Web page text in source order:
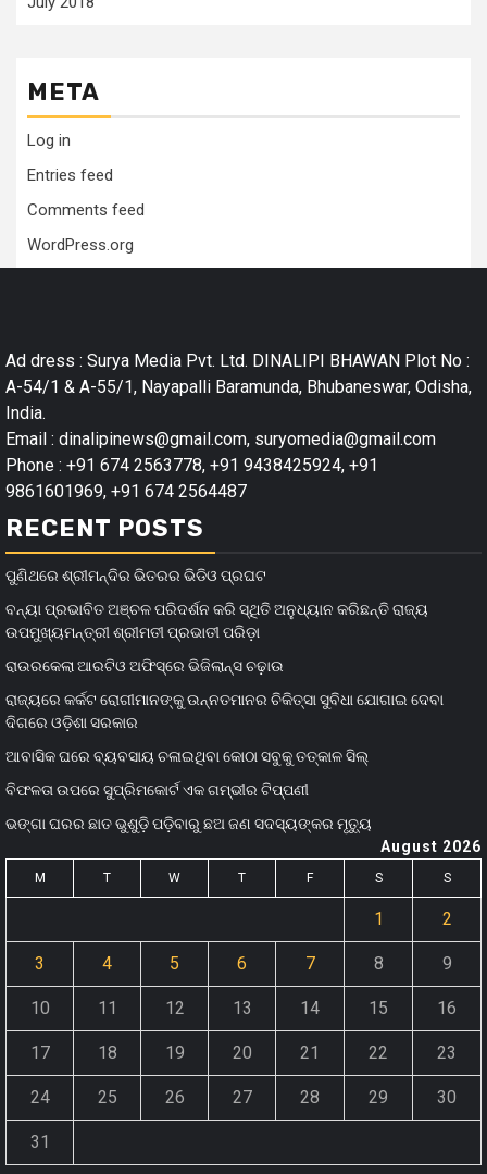
META
Log in
Entries feed
Comments feed
WordPress.org
Ad dress : Surya Media Pvt. Ltd. DINALIPI BHAWAN Plot No :
A-54/1 & A-55/1, Nayapalli Baramunda, Bhubaneswar, Odisha,
India.
Email : dinalipinews@gmail.com, suryomedia@gmail.com
Phone : +91 674 2563778, +91 9438425924, +91
9861601969, +91 674 2564487
RECENT POSTS
ପୁଣିଥରେ ଶ୍ରୀମନ୍ଦିର ଭିତରର ଭିଡିଓ ପ୍ରଘଟ
ବନ୍ୟା ପ୍ରଭାବିତ ଅଞ୍ଚଳ ପରିଦର୍ଶନ କରି ସ୍ଥିତି ଅନୁଧ୍ୟାନ କରିଛନ୍ତି ରାଜ୍ୟ
ଉପମୁଖ୍ୟମନ୍ତ୍ରୀ ଶ୍ରୀମତୀ ପ୍ରଭାତୀ ପରିଡ଼ା
ରାଉରକେଲା ଆରଟିଓ ଅଫିସ୍‌ରେ ଭିଜିଲାନ୍ସ ଚଢ଼ାଉ
ରାଜ୍ୟରେ କର୍କଟ ରୋଗୀମାନଙ୍କୁ ଉନ୍ନତମାନର ଚିକିତ୍ସା ସୁବିଧା ଯୋଗାଇ ଦେବା
ଦିଗରେ ଓଡ଼ିଶା ସରକାର
ଆବାସିକ ଘରେ ବ୍ୟବସାୟ ଚଳାଇଥିବା କୋଠା ସବୁକୁ ତତ୍କାଳ ସିଲ୍‌
ବିଫଳତା ଉପରେ ସୁପ୍ରିମକୋର୍ଟ ଏକ ଗମ୍ଭୀର ଟିପ୍ପଣୀ
ଭଙ୍ଗା ଘରର ଛାତ ଭୁଶୁଡ଼ି ପଡ଼ିବାରୁ ଛଅ ଜଣ ସଦସ୍ୟଙ୍କର ମୃତ୍ୟୁ
August 2026
M T W T F S S
1 2
3 4 5 6 7 8 9
10 11 12 13 14 15 16
17 18 19 20 21 22 23
24 25 26 27 28 29 30
31